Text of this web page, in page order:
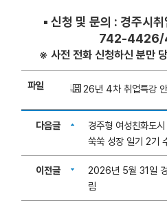
▪ 신청 및 문의 : 경주시
742-4426/
※ 사전 전화 신청하신 분만
파일 26년 4차 취업특강
다음글
경주형 여성친화도
쑥쑥 성장 일기 2기
이전글
2026년 5월 31일
림